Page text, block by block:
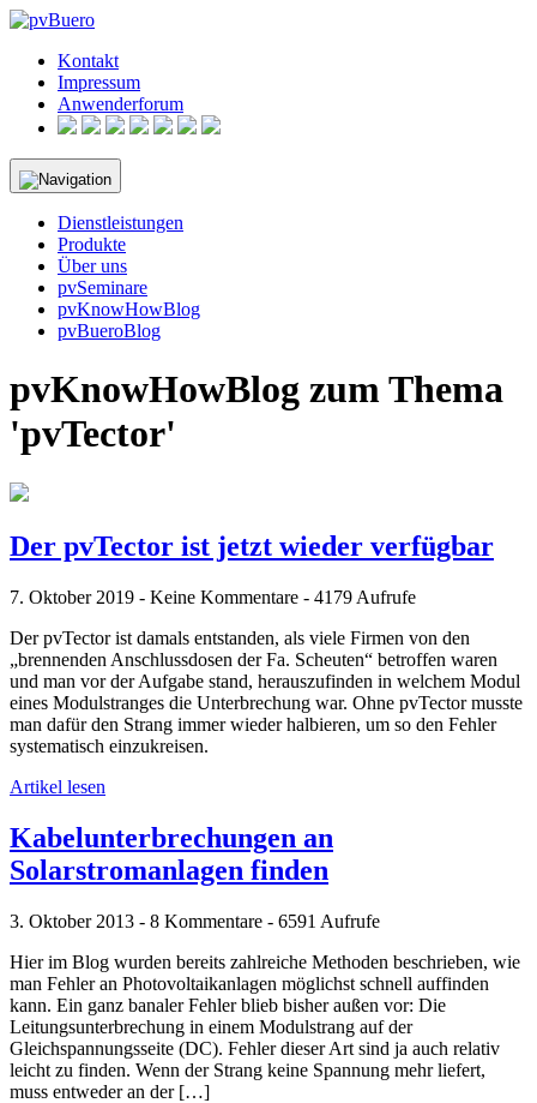
Skip
contentKontakt
Impressum
Anwenderforum
Dienstleistungen
Produkte
Über uns
pvSeminare
pvKnowHowBlog
pvBueroBlog
pvKnowHowBlog zum Thema
'pvTector'
Der pvTector ist jetzt wieder verfügbar
7. Oktober 2019 - Keine Kommentare - 4179 Aufrufe
Der pvTector ist damals entstanden, als viele Firmen von den
„brennenden Anschlussdosen der Fa. Scheuten“ betroffen waren
und man vor der Aufgabe stand, herauszufinden in welchem Modul
eines Modulstranges die Unterbrechung war. Ohne pvTector musste
man dafür den Strang immer wieder halbieren, um so den Fehler
systematisch einzukreisen.
Artikel lesen
Kabelunterbrechungen an
Solarstromanlagen finden
3. Oktober 2013 - 8 Kommentare - 6591 Aufrufe
Hier im Blog wurden bereits zahlreiche Methoden beschrieben, wie
man Fehler an Photovoltaikanlagen möglichst schnell auffinden
kann. Ein ganz banaler Fehler blieb bisher außen vor: Die
Leitungsunterbrechung in einem Modulstrang auf der
Gleichspannungsseite (DC). Fehler dieser Art sind ja auch relativ
leicht zu finden. Wenn der Strang keine Spannung mehr liefert,
muss entweder an der […]